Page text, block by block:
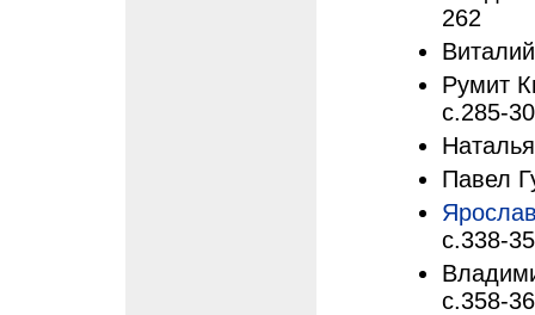
262
Румит
с.285-
Павел
с.338-
с.358-